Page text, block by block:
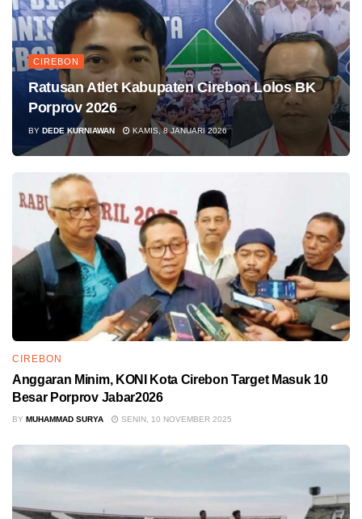
CIREBON
Ratusan Atlet Kabupaten Cirebon Lolos BK
Porprov 2026
BY DEDE KURNIAWAN KAMIS, 8 JANUARI 2026
CIREBON
Anggaran Minim, KONI Kota Cirebon Target Masuk 10
Besar Porprov Jabar2026
BY MUHAMMAD SURYA SENIN, 10 NOVEMBER 2025